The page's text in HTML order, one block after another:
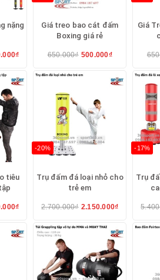
nặng
Giá treo bao cát đấm
Boxing giá rẻ
650.000₫ 500.000₫
Giá
tiêu
-20%
Trụ đấm đá loại nhỏ cho
trẻ em
2.700.000₫ 2.150.000₫
-17%
Trụ